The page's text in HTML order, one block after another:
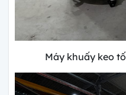
Máy khuấy keo